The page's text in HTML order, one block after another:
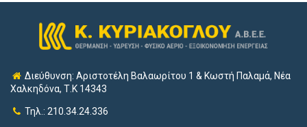
Διεύθυνση: Αριστοτέλη Βαλαωρίτου 1 & Κωστή Παλαμά, Νέα
Χαλκηδόνα, Τ.Κ 14343
Τηλ.: 210.34.24.336